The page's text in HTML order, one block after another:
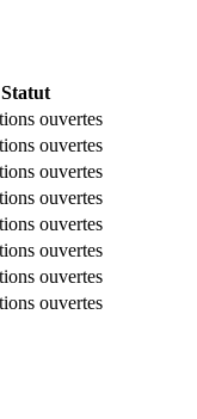
Statut
ouvertes
ouvertes
ouvertes
ouvertes
ouvertes
ouvertes
ouvertes
ouvertes